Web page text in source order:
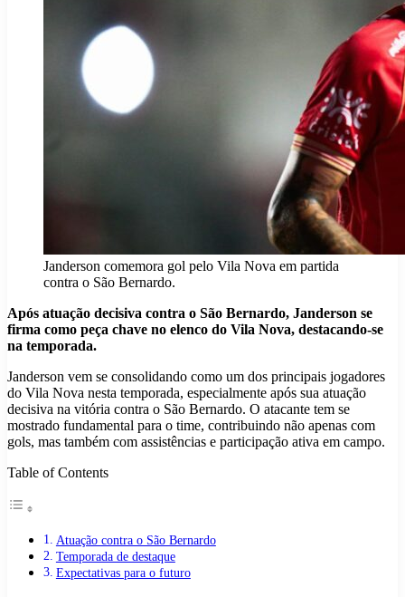
Janderson comemora gol pelo Vila Nova em partida
contra o São Bernardo.
Após atuação decisiva contra o São Bernardo, Janderson se
firma como peça chave no elenco do Vila Nova, destacando-se
na temporada.
Janderson vem se consolidando como um dos principais jogadores
do Vila Nova nesta temporada, especialmente após sua atuação
decisiva na vitória contra o São Bernardo. O atacante tem se
mostrado fundamental para o time, contribuindo não apenas com
gols, mas também com assistências e participação ativa em campo.
Table of Contents
Atuação contra o São Bernardo
Temporada de destaque
Expectativas para o futuro